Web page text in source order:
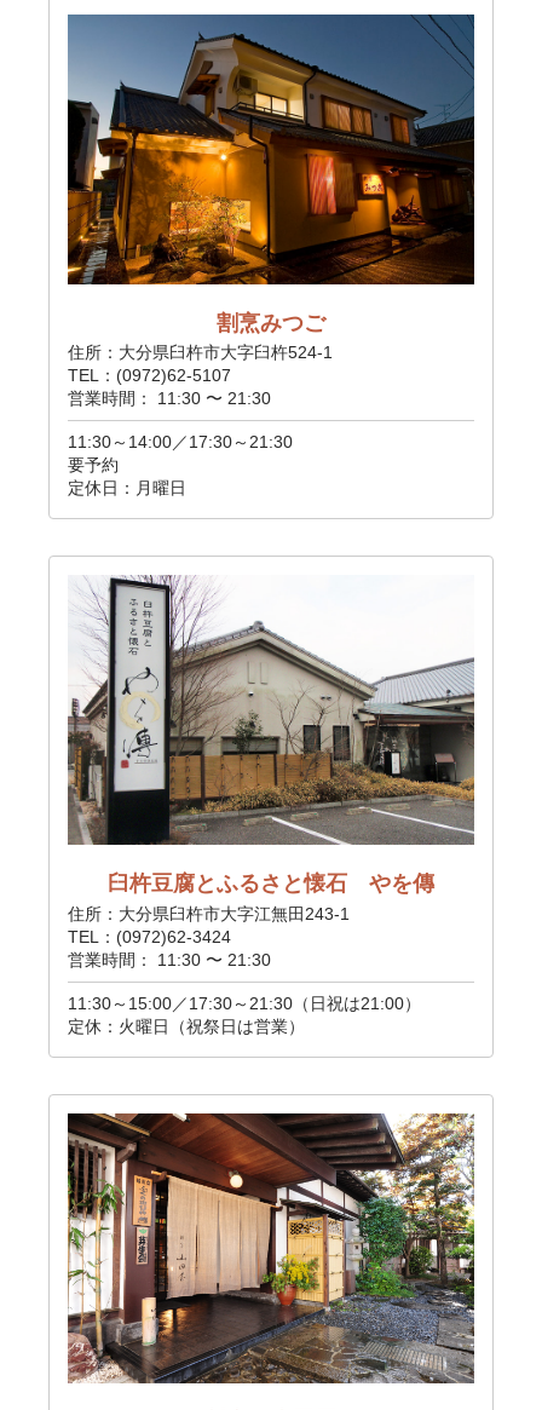
割烹みつご
住所：大分県臼杵市大字臼杵524-1
TEL：(0972)62-5107
営業時間： 11:30 〜 21:30
11:30～14:00／17:30～21:30
要予約
定休日：月曜日
臼杵豆腐とふるさと懐石 やを傳
住所：大分県臼杵市大字江無田243-1
TEL：(0972)62-3424
営業時間： 11:30 〜 21:30
11:30～15:00／17:30～21:30（日祝は21:00）
定休：火曜日（祝祭日は営業）